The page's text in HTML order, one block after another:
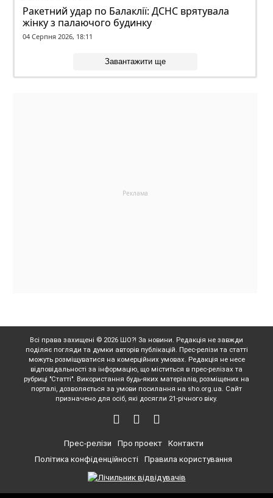
Ракетний удар по Балаклії: ДСНС врятувала
жінку з палаючого будинку
04 Серпня 2026, 18:11
Завантажити ще
Всі права захищені © 2026 ШО?! За новини. Редакція не завжди
поділяє погляди та думки авторів публікацій. Прес-релізи та статті
можуть розміщуватися на комерційних умовах. Редакція не несе
відповідальності за інформацію, що міститься в прес-релізах та
рубриці "Статті". Використання будь-яких матеріалів, розміщених на
порталі, дозволяється за умови посилання на sho.org.ua. Сайт
призначено для осіб, які досягли 21-річного віку.
Прес-релізи Про проект
Контакти
Політика конфіденційності
Правила користування